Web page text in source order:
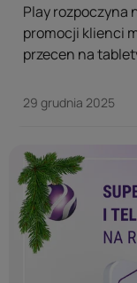
Play rozpoczyna
promocji klienci
przecen na
światłowód
29 grudnia 2025